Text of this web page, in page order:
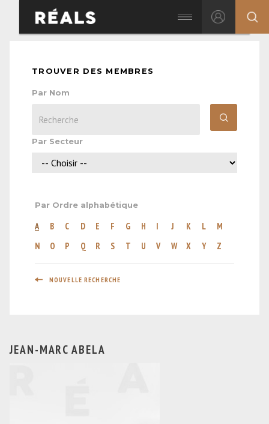
TROUVER DES MEMBRES
Par Nom
Par Secteur
Par Ordre alphabétique
A B C D E F G H I J K L
M
N
O P Q R S T U V W X Y Z
NOUVELLE RECHERCHE
JEAN-MARC ABELA